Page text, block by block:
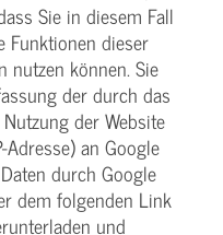
Sie in diesem Fall
Funktionen dieser
nutzen können. Sie
der durch das
der Website
an Google
durch Google
dem folgenden Link
und